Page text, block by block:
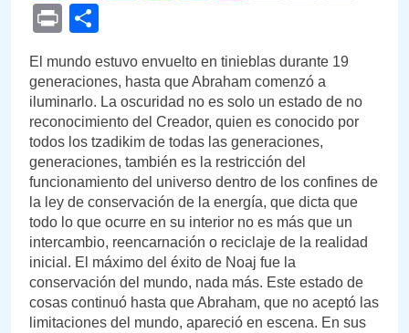
Print
El mundo estuvo envuelto en tinieblas durante 19
generaciones, hasta que Abraham comenzó a
iluminarlo. La oscuridad no es solo un estado de no
reconocimiento del Creador, quien es conocido por
todos los tzadikim de todas las generaciones,
generaciones, también es la restricción del
funcionamiento del universo dentro de los confines de
la ley de conservación de la energía, que dicta que
todo lo que ocurre en su interior no es más que un
intercambio, reencarnación o reciclaje de la realidad
inicial. El máximo del éxito de Noaj fue la
conservación del mundo, nada más. Este estado de
cosas continuó hasta que Abraham, que no aceptó las
limitaciones del mundo, apareció en escena. En sus